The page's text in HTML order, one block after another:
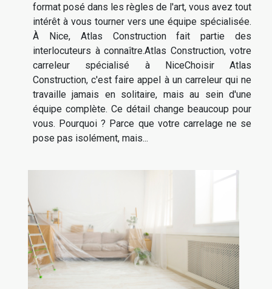
format posé dans les règles de l'art, vous avez tout
intérêt à vous tourner vers une équipe spécialisée.
À Nice, Atlas Construction fait partie des
interlocuteurs à connaître.Atlas Construction, votre
carreleur spécialisé à NiceChoisir Atlas
Construction, c'est faire appel à un carreleur qui ne
travaille jamais en solitaire, mais au sein d'une
équipe complète. Ce détail change beaucoup pour
vous. Pourquoi ? Parce que votre carrelage ne se
pose pas isolément, mais...